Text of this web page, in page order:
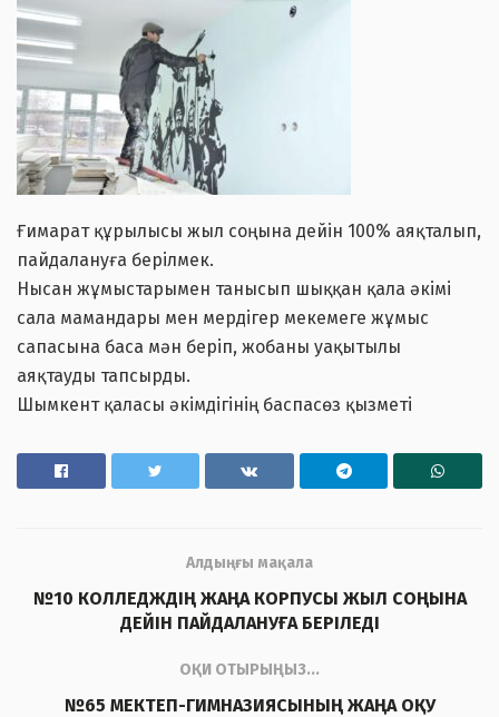
Ғимарат құрылысы жыл соңына дейін 100% аяқталып,
пайдалануға берілмек.
Нысан жұмыстарымен танысып шыққан қала әкімі
сала мамандары мен мердігер мекемеге жұмыс
сапасына баса мән беріп, жобаны уақытылы
аяқтауды тапсырды.
Шымкент қаласы әкімдігінің баспасөз қызметі
Алдыңғы мақала
№10 КОЛЛЕДЖДІҢ ЖАҢА КОРПУСЫ ЖЫЛ СОҢЫНА
ДЕЙІН ПАЙДАЛАНУҒА БЕРІЛЕДІ
ОҚИ ОТЫРЫҢЫЗ...
№65 МЕКТЕП-ГИМНАЗИЯСЫНЫҢ ЖАҢА ОҚУ